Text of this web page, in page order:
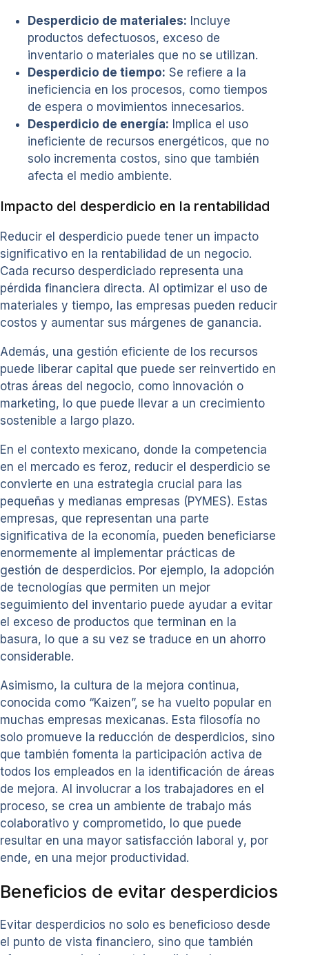
Desperdicio de materiales: Incluye
productos defectuosos, exceso de
inventario o materiales que no se utilizan.
Desperdicio de tiempo: Se refiere a la
ineficiencia en los procesos, como tiempos
de espera o movimientos innecesarios.
Desperdicio de energía: Implica el uso
ineficiente de recursos energéticos, que no
solo incrementa costos, sino que también
afecta el medio ambiente.
Impacto del desperdicio en la rentabilidad
Reducir el desperdicio puede tener un impacto
significativo en la rentabilidad de un negocio.
Cada recurso desperdiciado representa una
pérdida financiera directa. Al optimizar el uso de
materiales y tiempo, las empresas pueden reducir
costos y aumentar sus márgenes de ganancia.
Además, una gestión eficiente de los recursos
puede liberar capital que puede ser reinvertido en
otras áreas del negocio, como innovación o
marketing, lo que puede llevar a un crecimiento
sostenible a largo plazo.
En el contexto mexicano, donde la competencia
en el mercado es feroz, reducir el desperdicio se
convierte en una estrategia crucial para las
pequeñas y medianas empresas (PYMES). Estas
empresas, que representan una parte
significativa de la economía, pueden beneficiarse
enormemente al implementar prácticas de
gestión de desperdicios. Por ejemplo, la adopción
de tecnologías que permiten un mejor
seguimiento del inventario puede ayudar a evitar
el exceso de productos que terminan en la
basura, lo que a su vez se traduce en un ahorro
considerable.
Asimismo, la cultura de la mejora continua,
conocida como “Kaizen”, se ha vuelto popular en
muchas empresas mexicanas. Esta filosofía no
solo promueve la reducción de desperdicios, sino
que también fomenta la participación activa de
todos los empleados en la identificación de áreas
de mejora. Al involucrar a los trabajadores en el
proceso, se crea un ambiente de trabajo más
colaborativo y comprometido, lo que puede
resultar en una mayor satisfacción laboral y, por
ende, en una mejor productividad.
Beneficios de evitar desperdicios
Evitar desperdicios no solo es beneficioso desde
el punto de vista financiero, sino que también